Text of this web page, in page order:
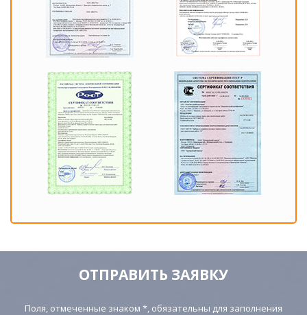
ОТПРАВИТЬ ЗАЯВКУ
Поля, отмеченные знаком *, обязательны для заполнения